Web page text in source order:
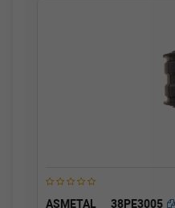
ASMETAL 38PE3005